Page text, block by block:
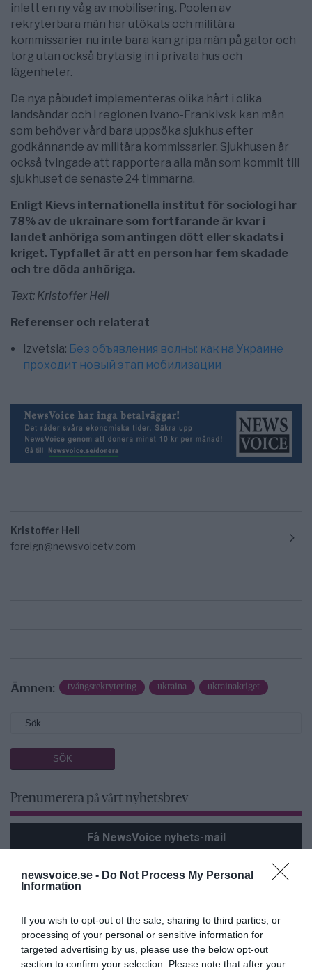
newsvoice.se - Do Not Process My Personal
Information
If you wish to opt-out of the sale, sharing to third parties, or
processing of your personal or sensitive information for
targeted advertising by us, please use the below opt-out
section to confirm your selection. Please note that after your
inlett en ny våg av mobilisering. Poolen av
rekryterbara män har utökats och militära
kommissarier nu inte bara kan gripa män på gator och
torg utan också bryta sig in i privata hus och
lägenheter.
De nya påbudet implementeras olika hårt i olika
landsändar och i regionen Ivano-Frankivsk kan män
som behöver vård bara uppsöka sjukhus efter
godkännande av militära kommissarier. Sjukhusen är
också tvingade att rapportera alla män som kommit till
sjukhuset de senaste 24 timmarna.
Enligt Kievs internationella institut för sociologi har
78% av de ukrainare som fortfarande är kvar i
landet anhöriga som antingen dött eller skadats i
kriget. Typfallet är att en person har fem skadade
och tre döda anhöriga.
Text: Kristoffer Hell
Referenser och relaterat
Izvetsia: Без объявления волны: как на Украине
проходит новый этап мобилизации
Kristoffer Hell
foreign@newsvoicetv.com
Ämnen: tvångsrekrytering ukraina ukrainakriget
Prenumerera på vårt nyhetsbrev
Få NewsVoice nyhets-mail